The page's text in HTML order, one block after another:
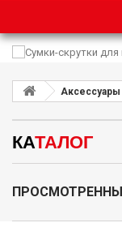
Аксессуары
КАТАЛОГ